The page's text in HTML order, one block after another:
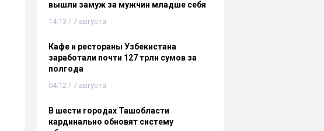
вышли замуж за мужчин младше себя
14:13 / 7 августа
Кафе и рестораны Узбекистана
заработали почти 127 трлн сумов за
полгода
04:12 / 7 августа
В шести городах Ташобласти
кардинально обновят систему